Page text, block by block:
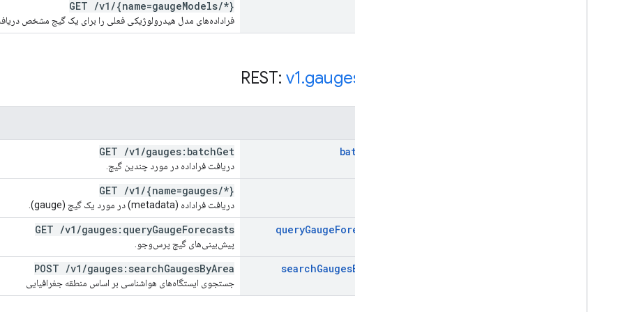
GET /v1 /{name=gaugeModels/*}
فراداده‌های مدل هیدرولوژیکی فعلی را برای یک گیج مشخص
v1.gauges
batch
GET /v1 /gauges:batchGet
دریافت فراداده در مورد چندین گیج.
GET /v1 /{name=gauges/*}
دریافت فراداده (metadata) در مورد یک گیج (gauge).
queryGaugeForecasts
GET /v1 /gauges:queryGaugeForecasts
پیش‌بینی‌های گیج پرس‌وجو.
searchGaugesBy
POST /v1 /gauges:searchGaugesByArea
جستجوی ایستگاه‌های هواشناسی بر اساس منطقه جغرافیایی